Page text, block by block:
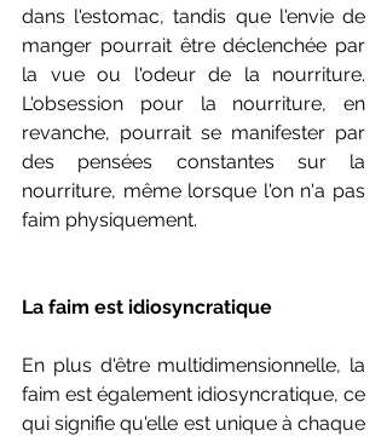
dans l'estomac, tandis que l'envie de
manger pourrait être déclenchée par
la vue ou l'odeur de la nourriture.
L'obsession pour la nourriture, en
revanche, pourrait se manifester par
des pensées constantes sur la
nourriture, même lorsque l'on n'a pas
faim physiquement.
La faim est idiosyncratique
En plus d'être multidimensionnelle, la
faim est également idiosyncratique, ce
qui signifie qu'elle est unique à chaque